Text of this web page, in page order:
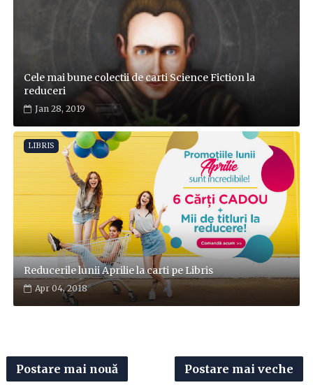
Cele mai bune colectii de carti Science Fiction la
reduceri
Jan 28, 2019
LIBRIS
Reducerile lunii Aprilie la carti pe Libris
Apr 04, 2018
Postare mai nouă Postare mai veche